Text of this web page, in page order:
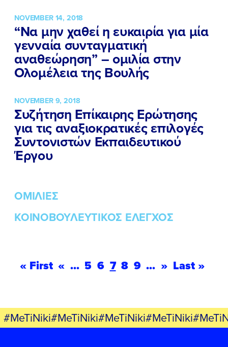
NOVEMBER 14, 2018
“Να μην χαθεί η ευκαιρία για μία
γενναία συνταγματική
αναθεώρηση” – ομιλία στην
Ολομέλεια της Βουλής
NOVEMBER 9, 2018
Συζήτηση Επίκαιρης Ερώτησης
για τις αναξιοκρατικές επιλογές
Συντονιστών Εκπαιδευτικού
Έργου
ΟΜΙΛΙΕΣ
ΚΟΙΝΟΒΟΥΛΕΥΤΙΚΟΣ ΕΛΕΓΧΟΣ
« First « ... 5 6 7 8 9 ... » Last »